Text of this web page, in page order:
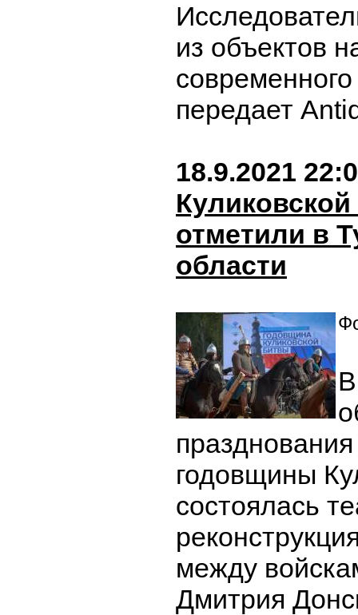
из объектов
передает
18.9.2021
отметили в
области
годовщины
состоялась
между
Дмитрия